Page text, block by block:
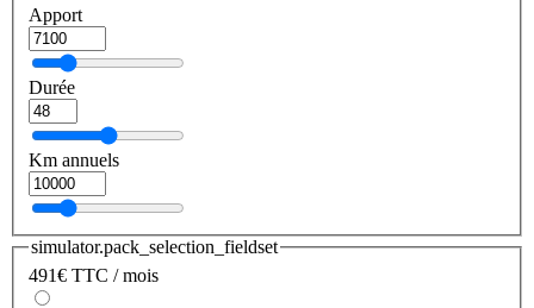
Apport
Durée
Km annuels
simulator.pack_selection_fieldset
491€ TTC / mois